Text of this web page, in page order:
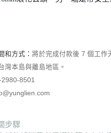
和方式： 將於完成付款後 7 個工作
灣本島與離島地區。
2980-8501
步驟